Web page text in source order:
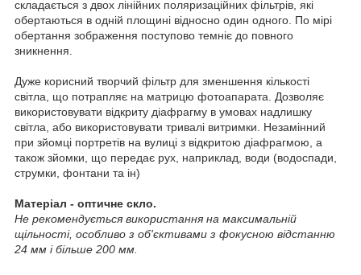
складається з двох лінійних поляризаційних фільтрів, які
обертаються в одній площині відносно один одного. По мірі
обертання зображення поступово темніє до повного
зникнення.
Дуже корисний творчий фільтр для зменшення кількості
світла, що потрапляє на матрицю фотоапарата. Дозволяє
використовувати відкриту діафрагму в умовах надлишку
світла, або використовувати тривалі витримки. Незамінний
при зйомці портретів на вулиці з відкритою діафрагмою, а
також зйомки, що передає рух, наприклад, води (водоспади,
струмки, фонтани та ін)
Матеріал - оптичне скло.
Не рекомендується використання на максимальній
щільності, особливо з об'єктивами з фокусною відстанню
24 мм і більше 200 мм.